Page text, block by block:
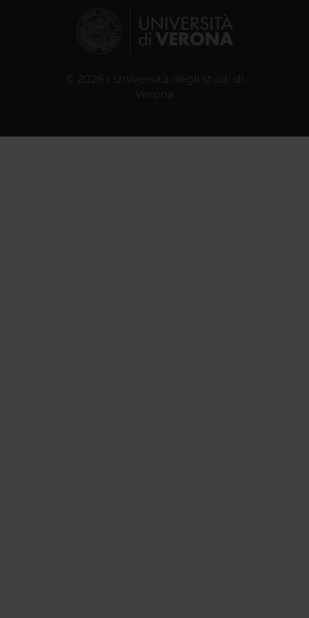
© 2026 | Università degli studi di
Verona